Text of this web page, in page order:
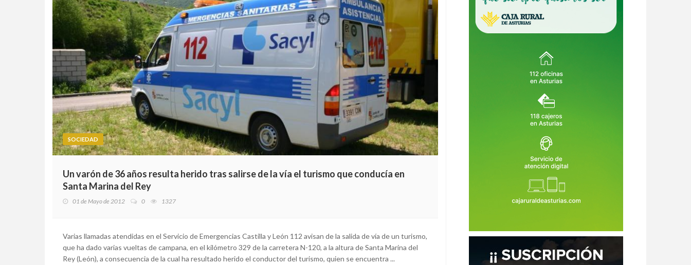
SOCIEDAD
Un varón de 36 años resulta herido tras salirse de la vía el turismo que conducía en
Santa Marina del Rey
01 de Mayo de 2012 0 1327
Varias llamadas atendidas en el Servicio de Emergencias Castilla y León 112 avisan de la salida de vía de un turismo,
que ha dado varias vueltas de campana, en el kilómetro 329 de la carretera N-120, a la altura de Santa Marina del
Rey (León), a consecuencia de la cual ha resultado herido el conductor del turismo, quien se encuentra ...